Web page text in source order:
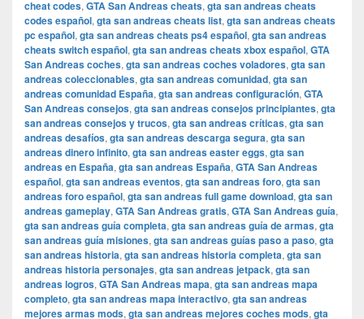
cheat codes, GTA San Andreas cheats, gta san andreas cheats
codes español, gta san andreas cheats list, gta san andreas cheats
pc español, gta san andreas cheats ps4 español, gta san andreas
cheats switch español, gta san andreas cheats xbox español, GTA
San Andreas coches, gta san andreas coches voladores, gta san
andreas coleccionables, gta san andreas comunidad, gta san
andreas comunidad España, gta san andreas configuración, GTA
San Andreas consejos, gta san andreas consejos principiantes, gta
san andreas consejos y trucos, gta san andreas críticas, gta san
andreas desafíos, gta san andreas descarga segura, gta san
andreas dinero infinito, gta san andreas easter eggs, gta san
andreas en España, gta san andreas España, GTA San Andreas
español, gta san andreas eventos, gta san andreas foro, gta san
andreas foro español, gta san andreas full game download, gta san
andreas gameplay, GTA San Andreas gratis, GTA San Andreas guía,
gta san andreas guía completa, gta san andreas guía de armas, gta
san andreas guía misiones, gta san andreas guías paso a paso, gta
san andreas historia, gta san andreas historia completa, gta san
andreas historia personajes, gta san andreas jetpack, gta san
andreas logros, GTA San Andreas mapa, gta san andreas mapa
completo, gta san andreas mapa interactivo, gta san andreas
mejores armas mods, gta san andreas mejores coches mods, gta